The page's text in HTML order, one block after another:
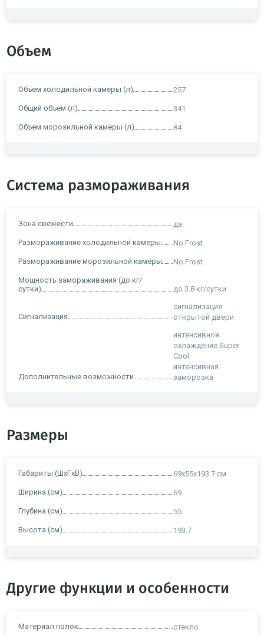
Объем
Объем холодильной камеры (л) 257
Общий объем (л) 341
Объем морозильной камеры (л) 84
Система размораживания
Зона свежести да
Размораживание холодильной камеры No Frost
Размораживание морозильной камеры No Frost
Мощность замораживания (до кг/
сутки)
до 3.8 кг/cутки
Сигнализация
сигнализация
открытой двери
Дополнительные возможности
интенсивное
охлаждение Super
Cool
интенсивная
заморозка
Размеры
Габариты (ШxГxВ) 69x55x193.7 см
Ширина (см) 69
Глубина (см) 55
Высота (см) 193.7
Другие функции и особенности
Материал полок стекло